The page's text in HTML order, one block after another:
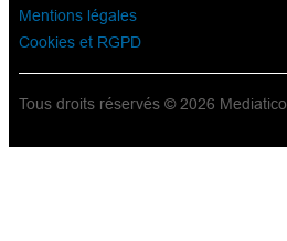
Mentions légales
Cookies et RGPD
Tous droits réservés © 2026 Mediatico